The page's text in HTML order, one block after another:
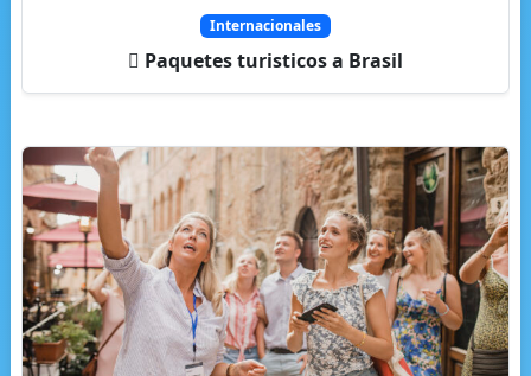
Internacionales
Paquetes turisticos a Brasil